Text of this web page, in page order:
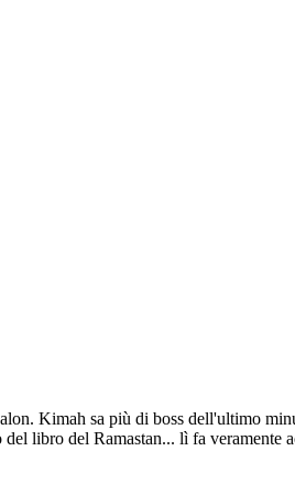
Kimah sa più di boss dell'ultimo
libro del Ramastan... lì fa veramente